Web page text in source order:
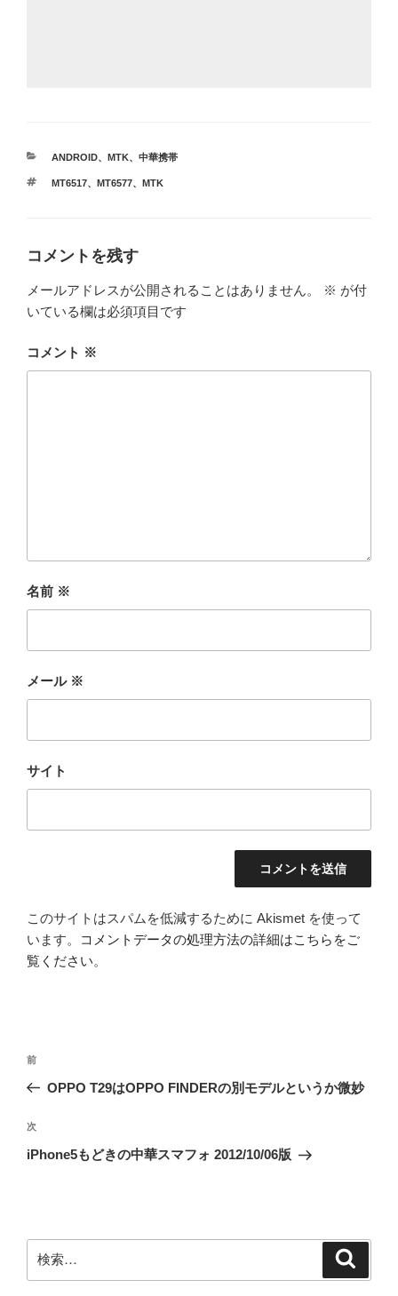
カ
ゴ
ANDROID、 MTK、 中華携帯
タ
MT6517、 MT6577、 MTK
コメントを残す
メールアドレスが公開されることはありません。 ※ が付
いている欄は必須項目です
コメント ※
名前 ※
メール ※
サイト
このサイトはスパムを低減するために Akismet を使って
います。
コメントデータの処理方法の詳細はこちらをご
覧ください。
投
ビ
ゲ
ン
前
の
稿
前
OPPO T29はOPPO FINDERの別モデルというか微妙
次
の
次
iPhone5もどきの中華スマフォ 2012/10/06版
索: